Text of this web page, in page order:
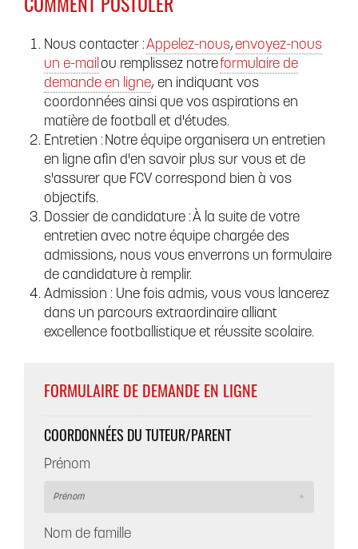
COMMENT POSTULER
Nous contacter :Appelez-nous,envoyez-nous
un e-mail ou remplissez notreformulaire de
demande en ligne, en indiquant vos
coordonnées ainsi que vos aspirations en
matière de football et d'études.
Entretien : Notre équipe organisera un entretien
en ligne afin d'en savoir plus sur vous et de
s'assurer que FCV correspond bien à vos
objectifs.
Dossier de candidature : À la suite de votre
entretien avec notre équipe chargée des
admissions, nous vous enverrons un formulaire
de candidature à remplir.
Admission : Une fois admis, vous vous lancerez
dans un parcours extraordinaire alliant
excellence footballistique et réussite scolaire.
FORMULAIRE DE DEMANDE EN LIGNE
COORDONNÉES DU TUTEUR/PARENT
Prénom
Nom de famille